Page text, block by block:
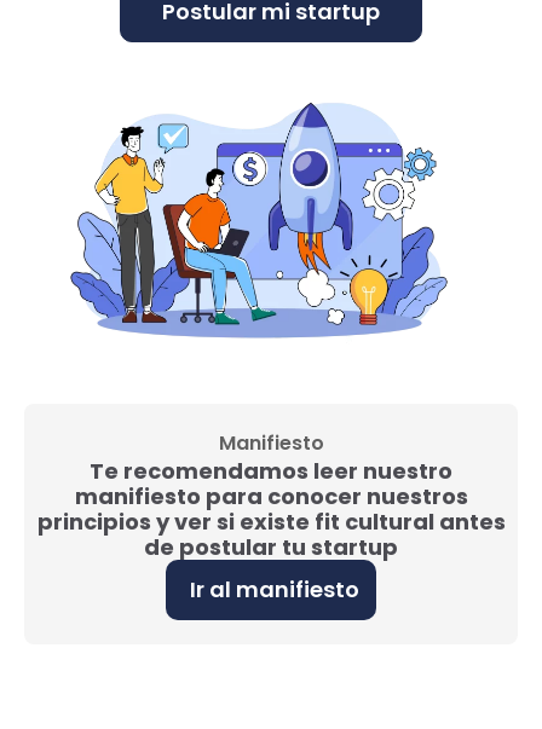
Manifiesto
Te recomendamos leer nuestro
manifiesto para conocer nuestros
principios y ver si existe fit cultural antes
de postular tu startup
Ir al manifiesto